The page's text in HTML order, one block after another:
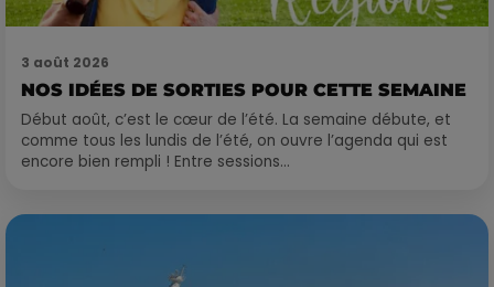
3 août 2026
NOS IDÉES DE SORTIES POUR CETTE SEMAINE
Début août, c’est le cœur de l’été. La semaine débute, et
comme tous les lundis de l’été, on ouvre l’agenda qui est
encore bien rempli ! Entre sessions...